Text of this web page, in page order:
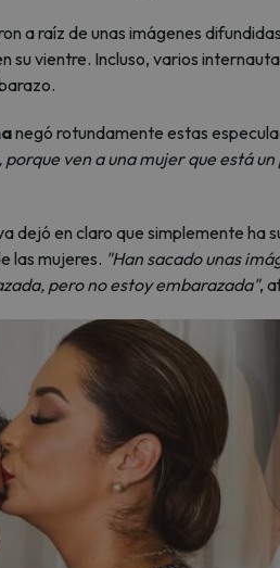
a raíz de unas imágenes
su vientre. Incluso, varios
negó rotundamente estas
ven a una mujer que está
dejó en claro que simplemente ha
las mujeres. "Han sacado unas
pero no estoy embarazada",